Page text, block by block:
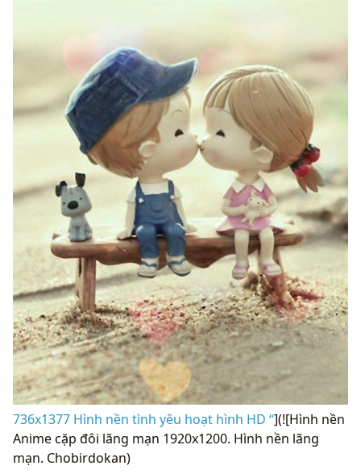
736x1377 Hình nền tình yêu hoạt hình HD “](![Hình nền
Anime cặp đôi lãng mạn 1920x1200. Hình nền lãng
mạn. Chobirdokan)